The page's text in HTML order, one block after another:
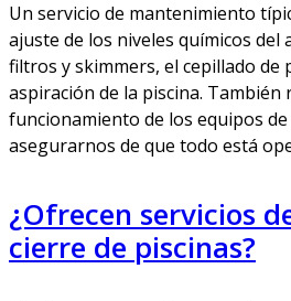
Un servicio de mantenimiento
ajuste de los niveles químicos del
filtros y skimmers, el cepillado de
aspiración de la piscina. También
funcionamiento de los equipos
asegurarnos de que todo está
¿Ofrecen servicios
cierre de piscinas?